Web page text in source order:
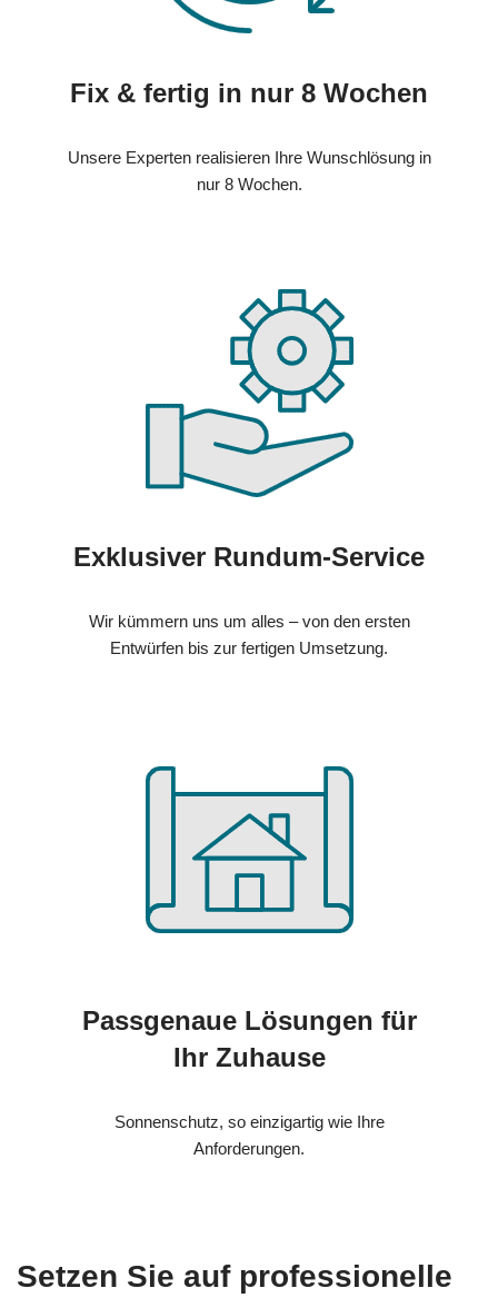
Fix & fertig in nur 8 Wochen
Unsere Experten realisieren Ihre Wunschlösung in
nur 8 Wochen.
Exklusiver Rundum-Service
Wir kümmern uns um alles – von den ersten
Entwürfen bis zur fertigen Umsetzung.
Passgenaue Lösungen für
Ihr Zuhause
Sonnenschutz, so einzigartig wie Ihre
Anforderungen.
Setzen Sie auf professionelle